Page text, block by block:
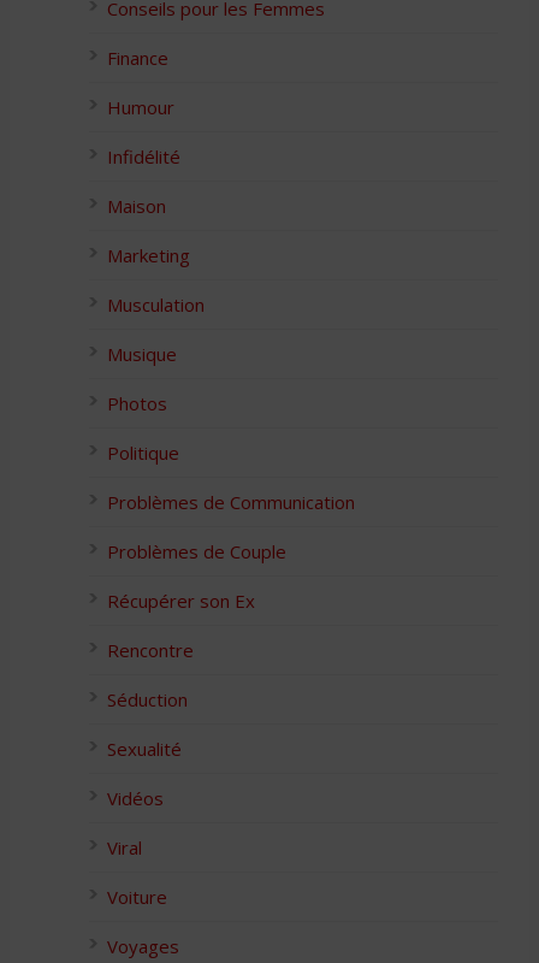
Conseils pour les Femmes
Finance
Humour
Infidélité
Maison
Marketing
Musculation
Musique
Photos
Politique
Problèmes de Communication
Problèmes de Couple
Récupérer son Ex
Rencontre
Séduction
Sexualité
Vidéos
Viral
Voiture
Voyages